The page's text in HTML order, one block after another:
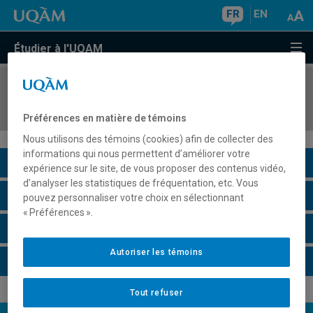
FR EN
Étudier à l'UQAM
COURS//
Description du cours
Horaire - Été 2026
Préférences en matière de témoins
Nous utilisons des témoins (cookies) afin de collecter des
informations qui nous permettent d’améliorer votre
expérience sur le site, de vous proposer des contenus vidéo,
d’analyser les statistiques de fréquentation, etc. Vous
pouvez personnaliser votre choix en sélectionnant
« Préférences ».
Tout refuser
Autoriser les témoins